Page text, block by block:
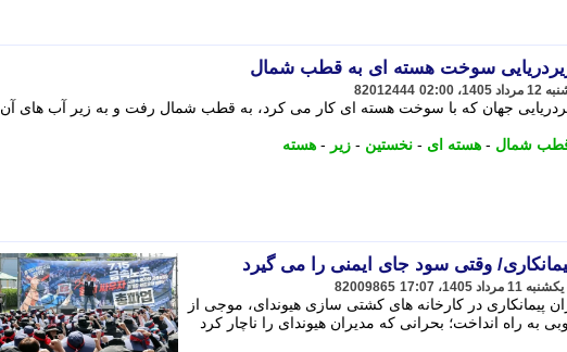
سوخت هسته ای به قطب شمال
82012444
1958 نخستین زیردریایی جهان که با سوخت هسته ای کار می کرد، به قطب شمال رفت و به زیر آب های آن
شمال - هسته ای - نخستین - زیر - هسته
وقتی سود جای ایمنی را می گیرد
82009865
پیمانکاری در کارخانه های کشتی سازی هیوندای، موجی از
به راه انداخت؛ بحرانی که مدیران هیوندای را ناچار کرد